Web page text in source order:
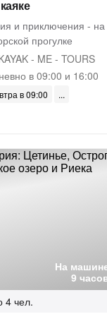
и приключения - на
прогулке
- ME - TOURS
в 09:00 и 16:00
в 09:00
На
9
4 чел.